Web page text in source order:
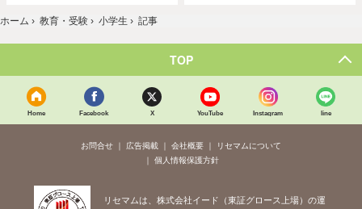
ホーム › 教育・受験 › 小学生 › 記事
TOP
Home Facebook X YouTube Instagram line
お問合せ 広告掲載 会社概要
リセマムについて
個人情報保護方針
リセマムは、株式会社イード（東証グロース上場）の運